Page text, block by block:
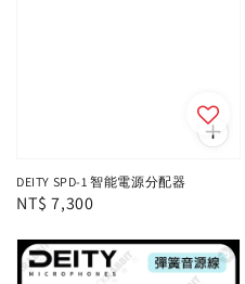
DEITY SPD-1 智能電源分配器
Regular
NT$ 7,300